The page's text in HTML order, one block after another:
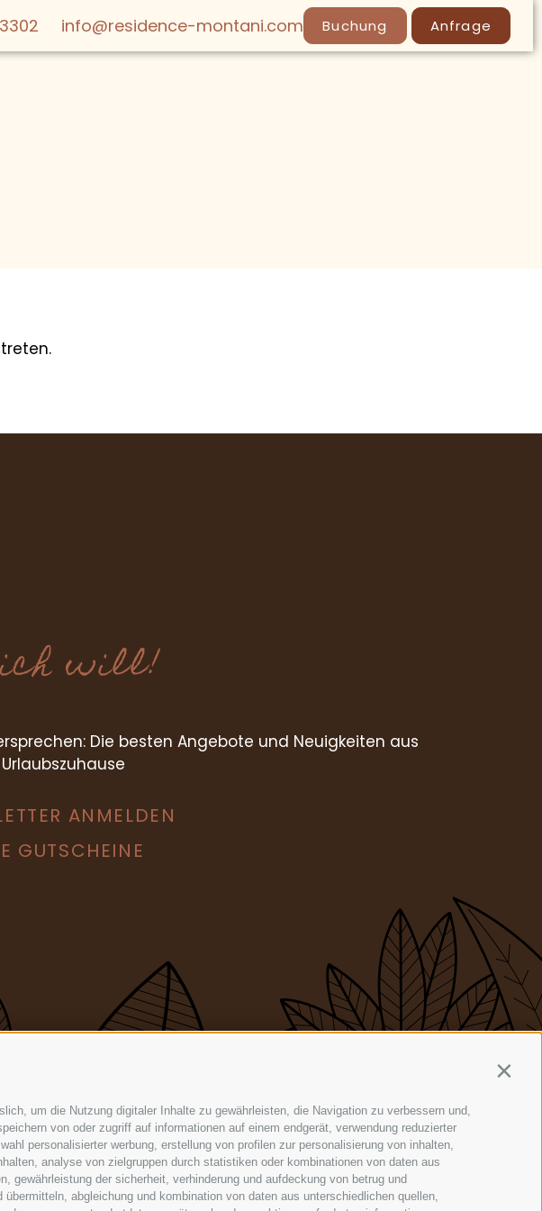
um die Nutzung digitaler Inhalte zu gewährleisten, die Navigation zu verbessern und,
von oder zugriff auf informationen auf einem endgerät, verwendung reduzierter
personalisierter werbung, erstellung von profilen zur personalisierung von inhalten,
analyse von zielgruppen durch statistiken oder kombinationen von daten aus
gewährleistung der sicherheit, verhinderung und aufdeckung von betrug und
abgleichung und kombination von daten aus unterschiedlichen quellen,
info@residence-montani.com Buchung Anfrage
will!
Die besten Angebote und Neuigkeiten aus
ANMELDEN
GUTSCHEINE